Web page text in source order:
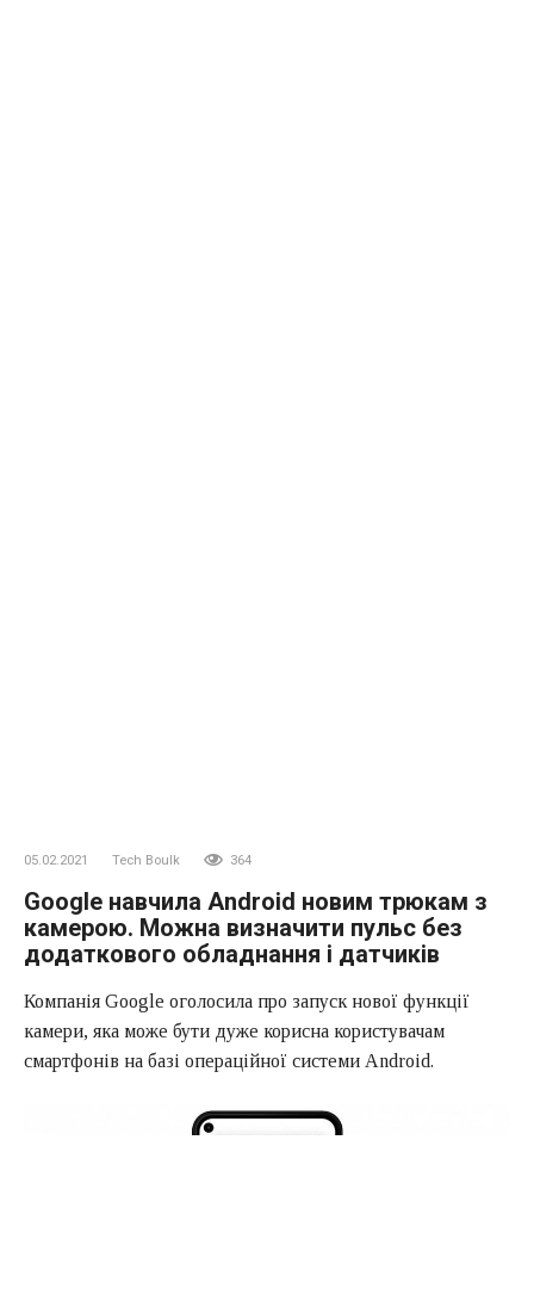
05.02.2021 Tech Boulk 364
Google навчила Android новим трюкам з
камерою. Можна визначити пульс без
додаткового обладнання і датчиків
Компанія Google оголосила про запуск нової функції
камери, яка може бути дуже корисна користувачам
смартфонів на базі операційної системи Android.